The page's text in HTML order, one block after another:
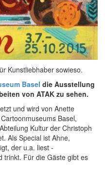
Kunstliebhaber sowieso.
Basel die Ausstellung
von ATAK zu sehen.
und wird von Anette
Basel,
Kultur der Christoph
Als Special ist Ahne,
der u.a. liest -
trinkt. Für die Gäste gibt es